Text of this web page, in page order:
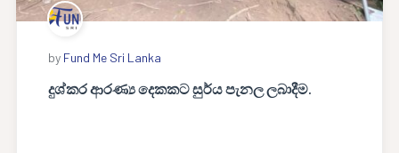
by Fund Me Sri Lanka
දුශ්කර ආරණ්‍ය දෙකකට සුර්ය පැනල ලබාදීම.